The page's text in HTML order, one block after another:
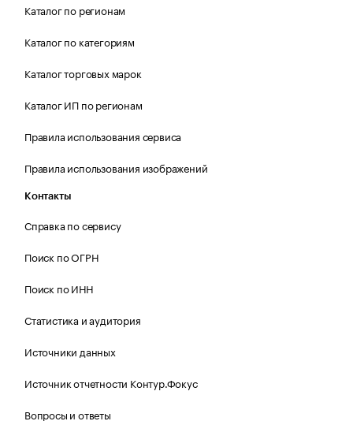
Каталог по регионам
Каталог по категориям
Каталог торговых марок
Каталог ИП по регионам
Правила использования сервиса
Правила использования изображений
Контакты
Справка по сервису
Поиск по ОГРН
Поиск по ИНН
Статистика и аудитория
Источники данных
Источник отчетности Контур.Фокус
Вопросы и ответы